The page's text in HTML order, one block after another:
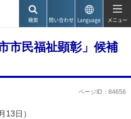
検索 問い合わせ Language メニュー
市民福祉顕彰」候補
ページID：84656
13日）